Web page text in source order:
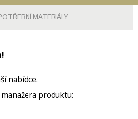
MATERIÁLY
nabídce.
produktu: